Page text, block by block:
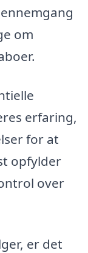
om
erfaring,
for at
opfylder
over
er det